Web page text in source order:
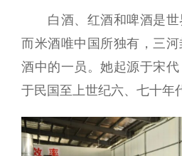
白酒、红酒和啤酒是世
而米酒唯中国所独有，三
酒中的一员。她起源于宋
于民国至上世纪六、七十年